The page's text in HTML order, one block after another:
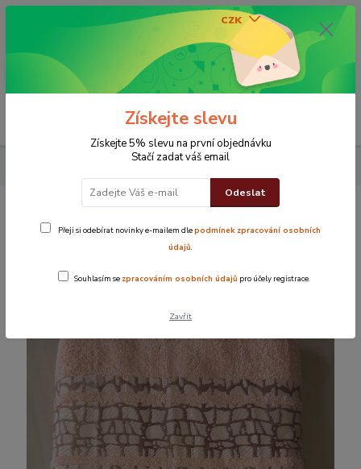
CZK
0 Kč
Osuška Mozaika - meruňková
Získejte slevu
Získejte 5% slevu na první objednávku
Stačí zadat váš email
Odeslat
Přeji si odebírat novinky e-mailem dlepodmínek zpracování osobních
údajů.
Souhlasím se zpracováním osobních údajů pro účely registrace.
Zavřít